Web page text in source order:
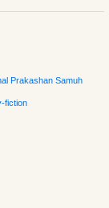
Prakashan Samuh
fiction